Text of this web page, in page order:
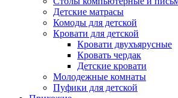
Детские матрасы
Комоды для детской
Кровати для детской
Кровати двухъярусные
Кровать чердак
Детские кровати
Молодежные комнаты
Пуфики для детской